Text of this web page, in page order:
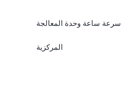
سرعة ساعة وحدة المعالجة
المركزية